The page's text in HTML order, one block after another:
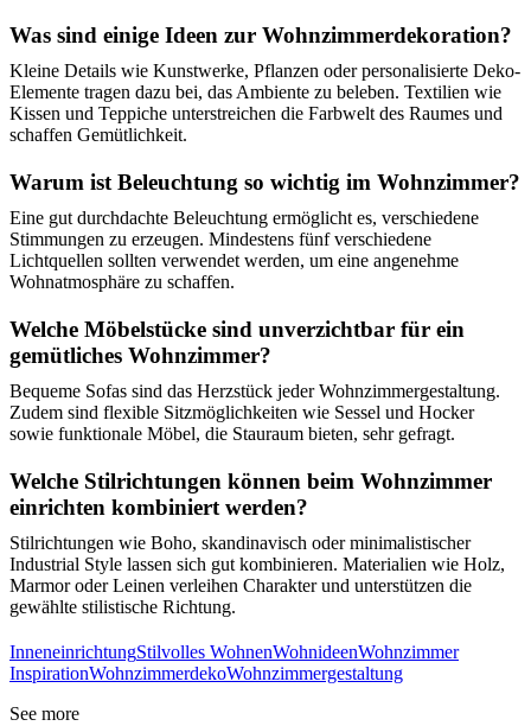
Was sind einige Ideen zur Wohnzimmerdekoration?
Kleine Details wie Kunstwerke, Pflanzen oder personalisierte Deko-
Elemente tragen dazu bei, das Ambiente zu beleben. Textilien wie
Kissen und Teppiche unterstreichen die Farbwelt des Raumes und
schaffen Gemütlichkeit.
Warum ist Beleuchtung so wichtig im Wohnzimmer?
Eine gut durchdachte Beleuchtung ermöglicht es, verschiedene
Stimmungen zu erzeugen. Mindestens fünf verschiedene
Lichtquellen sollten verwendet werden, um eine angenehme
Wohnatmosphäre zu schaffen.
Welche Möbelstücke sind unverzichtbar für ein
gemütliches Wohnzimmer?
Bequeme Sofas sind das Herzstück jeder Wohnzimmergestaltung.
Zudem sind flexible Sitzmöglichkeiten wie Sessel und Hocker
sowie funktionale Möbel, die Stauraum bieten, sehr gefragt.
Welche Stilrichtungen können beim Wohnzimmer
einrichten kombiniert werden?
Stilrichtungen wie Boho, skandinavisch oder minimalistischer
Industrial Style lassen sich gut kombinieren. Materialien wie Holz,
Marmor oder Leinen verleihen Charakter und unterstützen die
gewählte stilistische Richtung.
InneneinrichtungStilvolles WohnenWohnideenWohnzimmer
InspirationWohnzimmerdekoWohnzimmergestaltung
See more